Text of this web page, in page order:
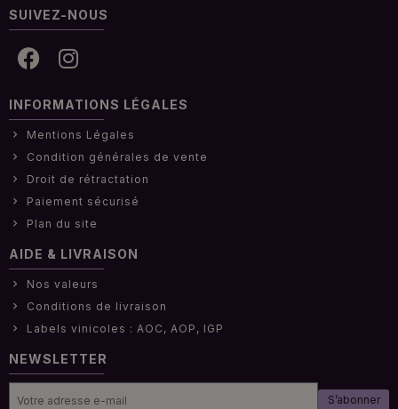
SUIVEZ-NOUS
INFORMATIONS LÉGALES
Mentions Légales
Condition générales de vente
Droit de rétractation
Paiement sécurisé
Plan du site
AIDE & LIVRAISON
Nos valeurs
Conditions de livraison
Labels vinicoles : AOC, AOP, IGP
NEWSLETTER
S’abonner